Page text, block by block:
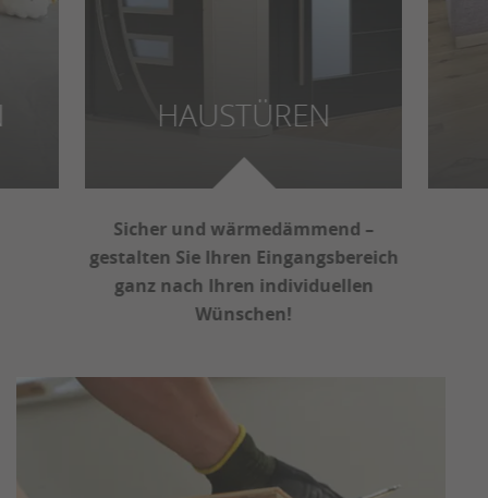
HAUSTÜREN
Sicher und wärmedämmend –
gestalten Sie Ihren Eingangsbereich
ganz nach Ihren individuellen
Wünschen!